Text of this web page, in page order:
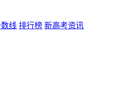
线 排行榜 新高考资讯